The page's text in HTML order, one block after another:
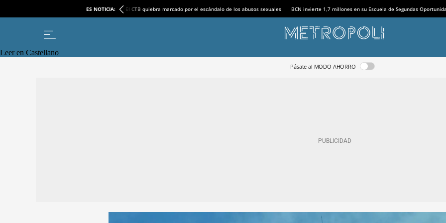
ES NOTICIA: El CTB quiebra marcado por el escándalo de los abusos sexuales BCN invierte 1,7 millones en su Escuela de Segundas
Leer en Castellano
Pásate al MODO AHORRO